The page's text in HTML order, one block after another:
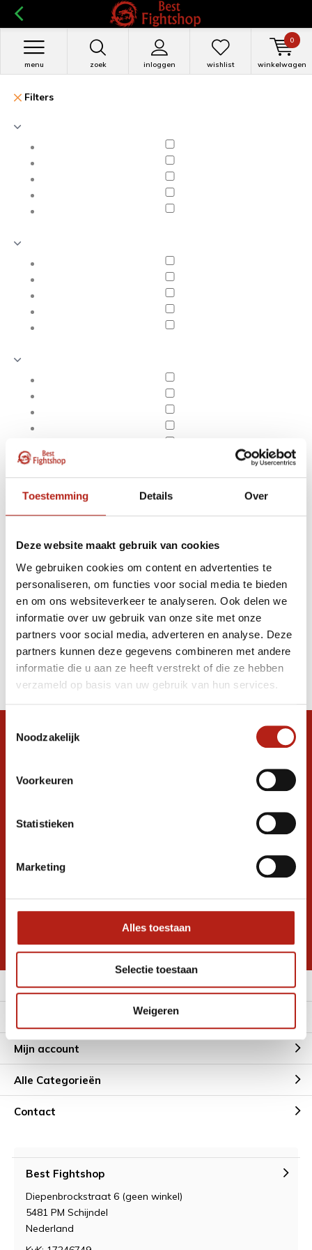
Toestemming Details Over
Deze website maakt gebruik van cookies
We gebruiken cookies om content en advertenties te
personaliseren, om functies voor social media te bieden
en om ons websiteverkeer te analyseren. Ook delen we
informatie over uw gebruik van onze site met onze
partners voor social media, adverteren en analyse. Deze
partners kunnen deze gegevens combineren met andere
informatie die u aan ze heeft verstrekt of die ze hebben
verzameld op basis van uw gebruik van hun services.
Noodzakelijk
Voorkeuren
Statistieken
Marketing
Alles toestaan
Selectie toestaan
Weigeren
zoek inloggen
menu wishlist winkelwagen
0
Filters
Apply filters
Producten getagd met
16 oz
Producten
Filter
Sorteren op
Snel antwoord op je vraag?
graag verder. 24/7
Ontvang de nieuwste aanbiedingen en
Inschrijven voor
* Lees hier de wettelijke beperkingen
Meer informatie
Mijn account
Alle Categorieën
Contact
Best Fightshop
Diepenbrockstraat 6 (geen winkel)
5481 PM Schijndel
Nederland